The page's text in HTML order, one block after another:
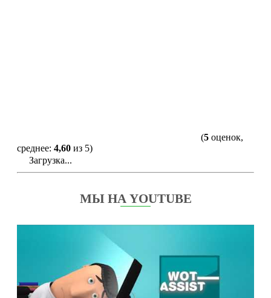
(5 оценок,
среднее: 4,60 из 5)
Загрузка...
МЫ НА YOUTUBE